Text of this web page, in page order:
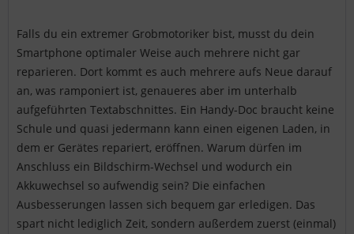
Falls du ein extremer Grobmotoriker bist, musst du dein
Smartphone optimaler Weise auch mehrere nicht gar
reparieren. Dort kommt es auch mehrere aufs Neue darauf
an, was ramponiert ist, genaueres aber im unterhalb
aufgeführten Textabschnittes. Ein Handy-Doc braucht keine
Schule und quasi jedermann kann einen eigenen Laden, in
dem er Gerätes repariert, eröffnen. Warum dürfen im
Anschluss ein Bildschirm-Wechsel und wodurch ein
Akkuwechsel so aufwendig sein? Die einfachen
Ausbesserungen lassen sich bequem gar erledigen. Das
spart nicht lediglich Zeit, sondern außerdem zuerst (einmal)